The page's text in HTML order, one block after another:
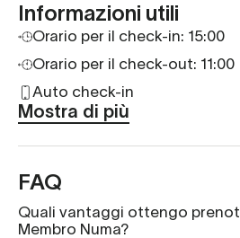
Informazioni utili
Orario per il check-in: 15:00
Orario per il check-out: 11:00
Auto check-in
Mostra di più
FAQ
Quali vantaggi ottengo
Membro Numa?